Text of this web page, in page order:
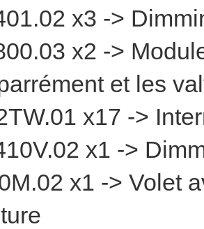
x3 ->
x2 ->
et les
x17 ->
x1 ->
x1 -> Volet